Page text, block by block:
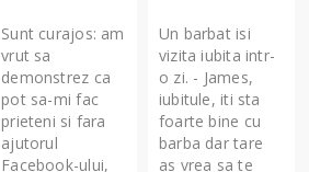
Sunt curajos: am
vrut sa
demonstrez ca
pot sa-mi fac
prieteni si fara
ajutorul
Facebook-ului,
Un barbat isi
vizita iubita intr-
o zi. - James,
iubitule, iti sta
foarte bine cu
barba dar tare
as vrea sa te